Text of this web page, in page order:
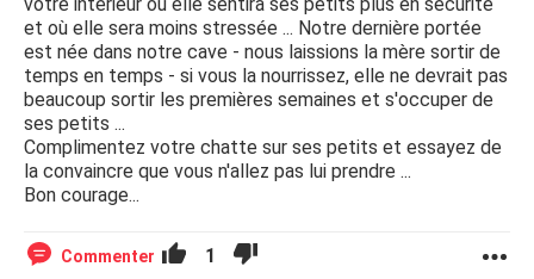
et où elle sera moins stressée ... Notre dernière portée
est née dans notre cave - nous laissions la mère sortir de
temps en temps - si vous la nourrissez, elle ne devrait pas
beaucoup sortir les premières semaines et s'occuper de
ses petits ...
Complimentez votre chatte sur ses petits et essayez de
la convaincre que vous n'allez pas lui prendre ...
Bon courage...
Commenter 1